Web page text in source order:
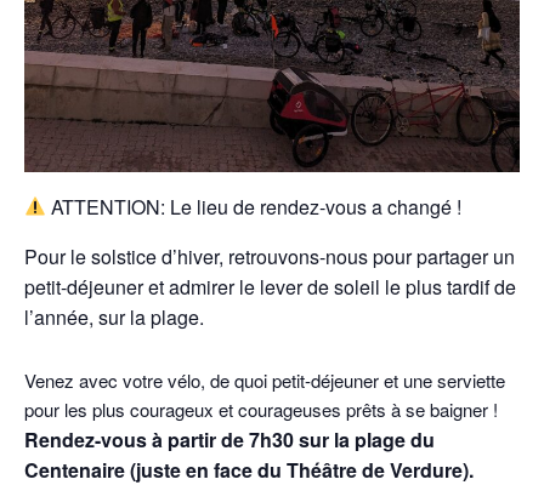
ATTENTION: Le lieu de rendez-vous a changé !
Pour le solstice d’hiver, retrouvons-nous pour partager un
petit-déjeuner et admirer le lever de soleil le plus tardif de
l’année, sur la plage.
Venez avec votre vélo, de quoi petit-déjeuner et une serviette
pour les plus courageux et courageuses prêts à se baigner !
Rendez-vous à partir de 7h30 sur la plage du
Centenaire (juste en face du Théâtre de Verdure).